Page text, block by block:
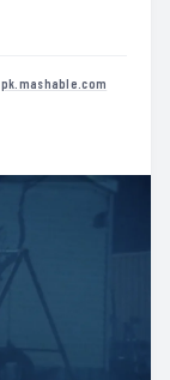
pk.mashable.com